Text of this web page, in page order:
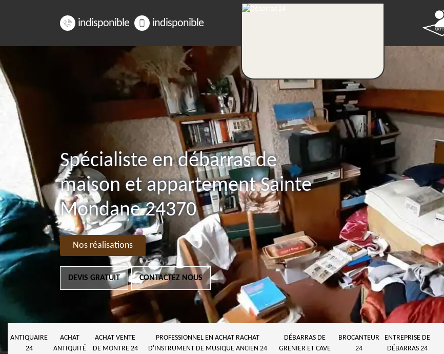
indisponible indisponible
Spécialiste en débarras de
maison et appartement Sainte
Mondane 24370
Nos réalisations
DEVIS GRATUIT CONTACTEZ NOUS
ANTIQUAIRE
24
ACHAT
ANTIQUITÉ
ACHAT VENTE
DE MONTRE 24
PROFESSIONNEL EN ACHAT RACHAT
D'INSTRUMENT DE MUSIQUE ANCIEN 24
DÉBARRAS DE
GRENIER ET CAVE
BROCANTEUR
24
ENTREPRISE DE
DÉBARRAS 24